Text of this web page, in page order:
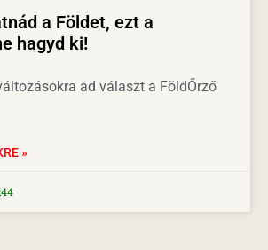
a Földet, ezt a
hagyd ki!
ad választ a FöldŐrző
»